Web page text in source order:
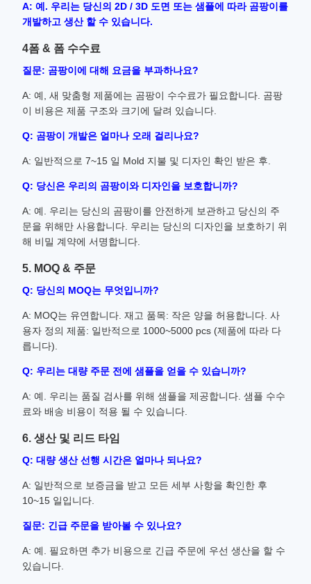
A: 예. 우리는 당신의 2D / 3D 도면 또는 샘플에 따라 곰팡이를
개발하고 생산 할 수 있습니다.
4폼 & 폼 수수료
질문: 곰팡이에 대해 요금을 부과하나요?
A: 예, 새 맞춤형 제품에는 곰팡이 수수료가 필요합니다. 곰팡
이 비용은 제품 구조와 크기에 달려 있습니다.
Q: 곰팡이 개발은 얼마나 오래 걸리나요?
A: 일반적으로 7~15 일 Mold 지불 및 디자인 확인 받은 후.
Q: 당신은 우리의 곰팡이와 디자인을 보호합니까?
A: 예. 우리는 당신의 곰팡이를 안전하게 보관하고 당신의 주
문을 위해만 사용합니다. 우리는 당신의 디자인을 보호하기 위
해 비밀 계약에 서명합니다.
5. MOQ & 주문
Q: 당신의 MOQ는 무엇입니까?
A: MOQ는 유연합니다. 재고 품목: 작은 양을 허용합니다. 사
용자 정의 제품: 일반적으로 1000~5000 pcs (제품에 따라 다
릅니다).
Q: 우리는 대량 주문 전에 샘플을 얻을 수 있습니까?
A: 예. 우리는 품질 검사를 위해 샘플을 제공합니다. 샘플 수수
료와 배송 비용이 적용 될 수 있습니다.
6. 생산 및 리드 타임
Q: 대량 생산 선행 시간은 얼마나 되나요?
A: 일반적으로 보증금을 받고 모든 세부 사항을 확인한 후
10~15 일입니다.
질문: 긴급 주문을 받아볼 수 있나요?
A: 예. 필요하면 추가 비용으로 긴급 주문에 우선 생산을 할 수
있습니다.